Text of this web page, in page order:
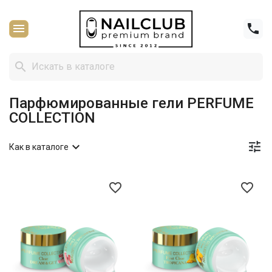
 

Парфюмированные гели PERFUME
COLLECTION

Как в каталоге 
favorite_border favorite_border